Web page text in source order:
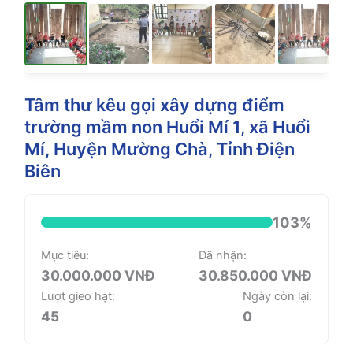
Tâm thư kêu gọi xây dựng điểm
trường mầm non Huổi Mí 1, xã Huổi
Mí, Huyện Mường Chà, Tỉnh Điện
Biên
103%
Mục tiêu:
30.000.000 VNĐ
Đã nhận:
30.850.000 VNĐ
Lượt gieo hạt:
45
Ngày còn lại:
0